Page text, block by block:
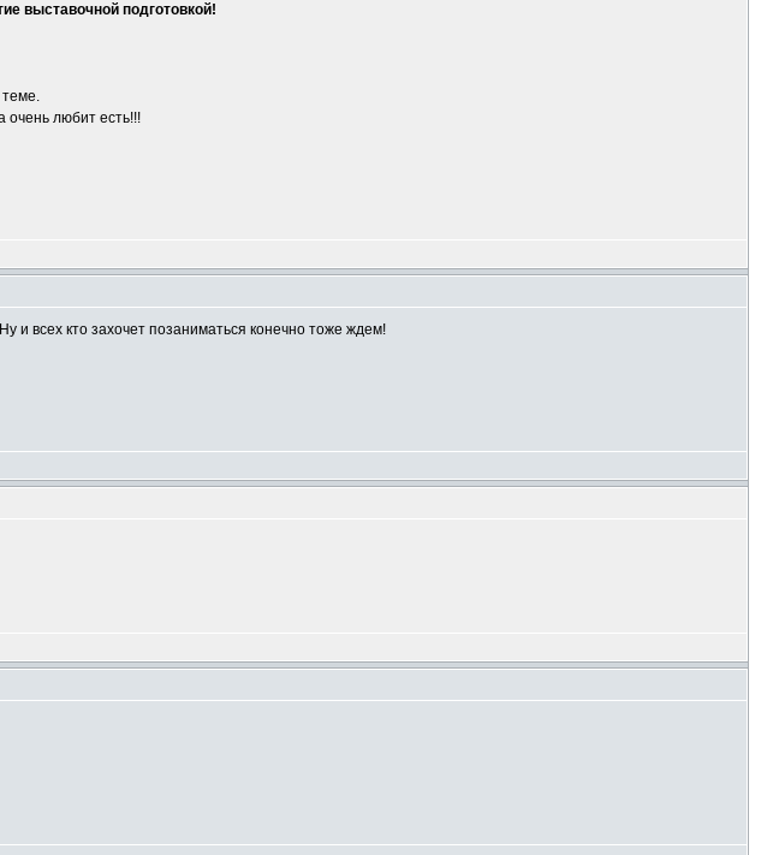
выставочной подготовкой!
теме.
очень любит есть!!!
и всех кто захочет позаниматься конечно тоже ждем!